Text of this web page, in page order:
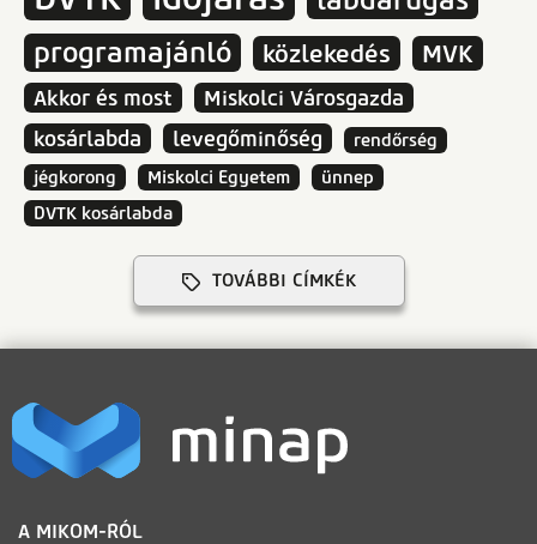
programajánló
közlekedés MVK
Akkor és most
Miskolci Városgazda
kosárlabda
levegőminőség
rendőrség
jégkorong
Miskolci Egyetem
ünnep
DVTK kosárlabda
TOVÁBBI CÍMKÉK
LÁBLÉC
A MIKOM-RÓL